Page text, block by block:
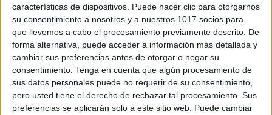
características de dispositivos. Puede hacer clic para otorgarnos
su consentimiento a nosotros y a nuestros 1017 socios para
que llevemos a cabo el procesamiento previamente descrito. De
forma alternativa, puede acceder a información más detallada y
cambiar sus preferencias antes de otorgar o negar su
consentimiento. Tenga en cuenta que algún procesamiento de
sus datos personales puede no requerir de su consentimiento,
pero usted tiene el derecho de rechazar tal procesamiento. Sus
preferencias se aplicarán solo a este sitio web. Puede cambiar